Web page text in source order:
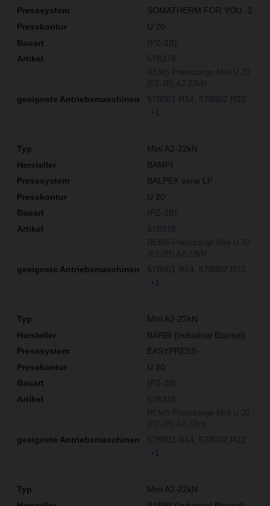
SOMATHERM FOR YOU -2
U 20
(PZ-2B)
578378
578001 R14
578002 R22
+1
Mini A2-22kN
BAMPI
BALPEX serie LP
U 20
(PZ-2B)
578378
578001 R14
578002 R22
+1
Mini A2-22kN
BARBI (Industrial Blansol)
EASYPRESS
U 20
(PZ-2B)
578378
578001 R14
578002 R22
+1
Mini A2-22kN